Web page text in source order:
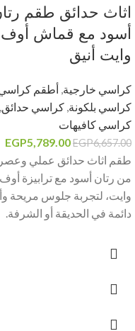
اثاث حدائق طقم
أسود مع قماش أوف
وايت أنيق
كراسي خارجية, أطقم
كراسي بلكونة, كراسي حدائق,
كراسي كافيهات
EGP6,657.00
EGP5,789.00
طقم اثاث حدائق عملي
من رتان أسود مع ترابيزة أوف
وايت، لتجربة جلوس مريحة
دائمة في الحديقة أو الشرفة.